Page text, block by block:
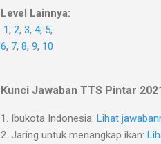
Level Lainnya:
1, 2, 3, 4, 5,
6, 7, 8, 9, 10
Kunci Jawaban TTS Pintar
1. Ibukota Indonesia: Lihat
2. Jaring untuk menangkap ikan: